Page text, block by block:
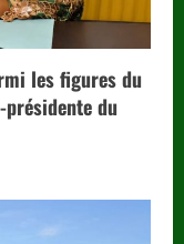
les figures du
présidente du